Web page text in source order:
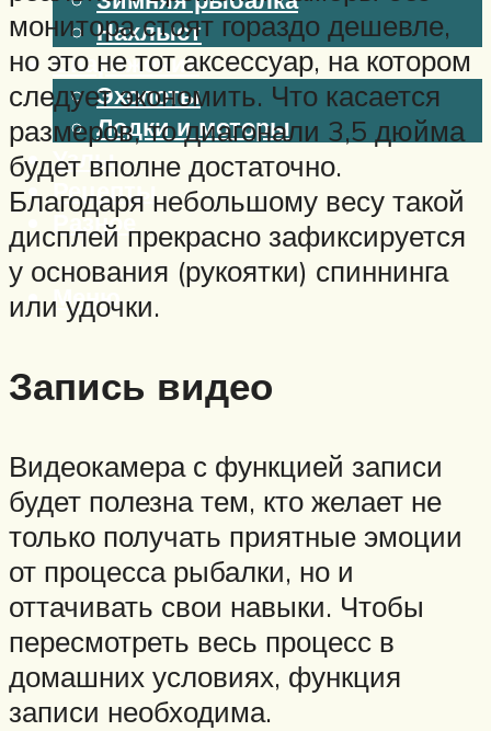
Нахлыст
Снаряжение
Эхолоты
Лодки и моторы
Узлы
Рецепты
Разное
Меню
монитора стоят гораздо дешевле,
но это не тот аксессуар, на котором
следует экономить. Что касается
размеров, то диагонали 3,5 дюйма
будет вполне достаточно.
Благодаря небольшому весу такой
дисплей прекрасно зафиксируется
у основания (рукоятки) спиннинга
или удочки.
Запись видео
Видеокамера с функцией записи
будет полезна тем, кто желает не
только получать приятные эмоции
от процесса рыбалки, но и
оттачивать свои навыки. Чтобы
пересмотреть весь процесс в
домашних условиях, функция
записи необходима.